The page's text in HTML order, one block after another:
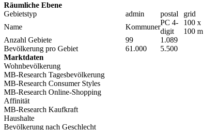
Räumliche Ebene
Gebietstyp
admin postal
grid
Name
Kommuner
PC 4-
digit
100 x
100 m
Anzahl Gebiete
99
1.089
Bevölkerung pro Gebiet
61.000
5.500
Marktdaten
Wohnbevölkerung
MB-Research Tagesbevölkerung
MB-Research Consumer Styles
MB-Research Online-Shopping
Affinität
MB-Research Kaufkraft
Haushalte
Bevölkerung nach Geschlecht